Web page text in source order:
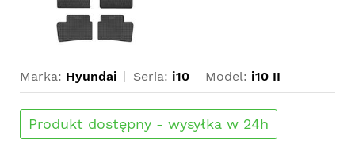
Marka: Hyundai Seria: i10 Model: i10 II
Produkt dostępny - wysyłka w 24h